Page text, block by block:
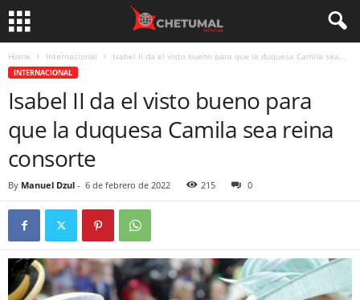
Home Internacional Isabel II da el visto bueno para que la duquesa Camila sea...
INTERNACIONAL
Isabel II da el visto bueno para
que la duquesa Camila sea reina
consorte
By Manuel Dzul - 6 de febrero de 2022 215 0